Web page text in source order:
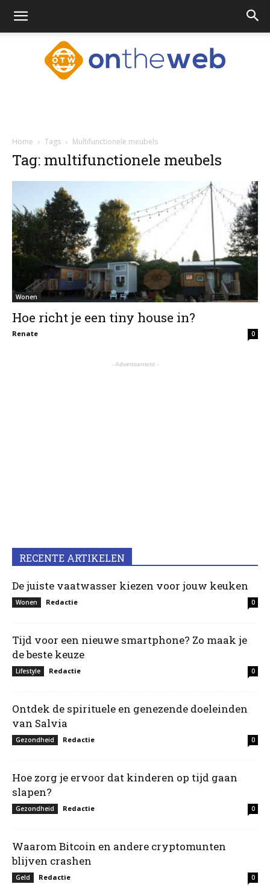
Home Tags Multifunctionele meubels
Tag: multifunctionele meubels
Wonen
Hoe richt je een tiny house in?
Renate 0
- Advertisement -
RECENTE ARTIKELEN
De juiste vaatwasser kiezen voor jouw keuken
Wonen Redactie 0
Tijd voor een nieuwe smartphone? Zo maak je
de beste keuze
Lifestyle Redactie 0
Ontdek de spirituele en genezende doeleinden
van Salvia
Gezondheid Redactie 0
Hoe zorg je ervoor dat kinderen op tijd gaan
slapen?
Gezondheid Redactie 0
Waarom Bitcoin en andere cryptomunten
blijven crashen
Geld Redactie 0